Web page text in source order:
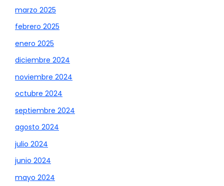
marzo 2025
febrero 2025
enero 2025
diciembre 2024
noviembre 2024
octubre 2024
septiembre 2024
agosto 2024
julio 2024
junio 2024
mayo 2024